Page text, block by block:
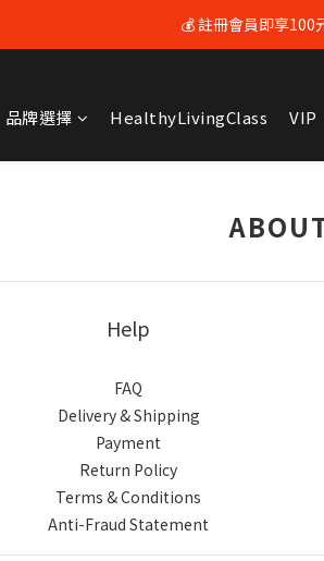
💰 註冊會員即享100
💰 註冊會員即享100
💰 註冊會員即享100
品牌選擇 HealthyLivingClass VIP
Help
FAQ
Delivery & Shipping
Payment
Return Policy
Terms & Conditions
Anti-Fraud Statement